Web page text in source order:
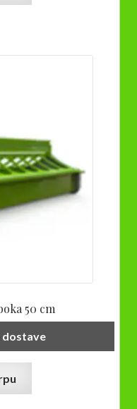
50 cm
dostave